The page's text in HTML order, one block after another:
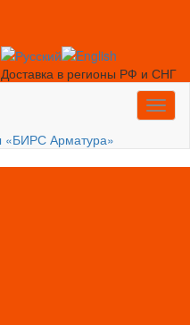
Доставка в регионы РФ и СНГ